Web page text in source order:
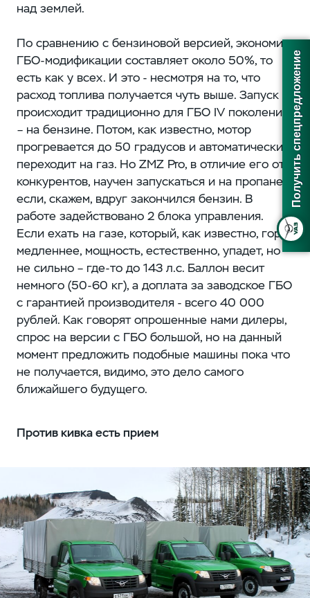
над землей.
По сравнению с бензиновой версией, экономия
ГБО-модификации составляет около 50%, то
есть как у всех. И это - несмотря на то, что
расход топлива получается чуть выше. Запуск
происходит традиционно для ГБО IV поколения
– на бензине. Потом, как известно, мотор
прогревается до 50 градусов и автоматически
переходит на газ. Но ZMZ Pro, в отличие его от
конкурентов, научен запускаться и на пропане -
если, скажем, вдруг закончился бензин. В
работе задействовано 2 блока управления.
Если ехать на газе, который, как известно, горит
медленнее, мощность, естественно, упадет, но
не сильно – где-то до 143 л.с. Баллон весит
немного (50-60 кг), а доплата за заводское ГБО
с гарантией производителя - всего 40 000
рублей. Как говорят опрошенные нами дилеры,
спрос на версии с ГБО большой, но на данный
момент предложить подобные машины пока что
не получается, видимо, это дело самого
ближайшего будущего.
Против кивка есть прием
Получить спецпредложение